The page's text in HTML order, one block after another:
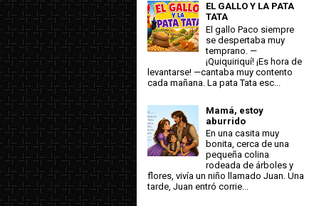
EL GALLO Y LA PATA
TATA
El gallo Paco siempre
se despertaba muy
temprano. —
¡Quiquiriquí! ¡Es hora de
levantarse! —cantaba muy contento
cada mañana. La pata Tata esc...
Mamá, estoy
aburrido
En una casita muy
bonita, cerca de una
pequeña colina
rodeada de árboles y
flores, vivía un niño llamado Juan. Una
tarde, Juan entró corrie...